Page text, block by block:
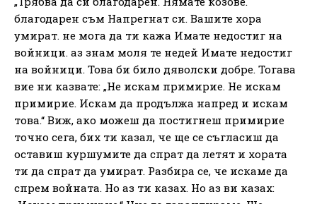
благодарен съм Напрегнат си. Вашите хора
умират. не мога да ти кажа Имате недостиг на
войници. аз знам моля те недей Имате недостиг
на войници. Това би било дяволски добре. Тогава
вие ни казвате: „Не искам примирие. Не искам
примирие. Искам да продължа напред и искам
това.“ Виж, ако можеш да постигнеш примирие
точно сега, бих ти казал, че ще се съгласиш да
оставиш куршумите да спрат да летят и хората
ти да спрат да умират. Разбира се, че искаме да
спрем войната. Но аз ти казах. Но аз ви казах: